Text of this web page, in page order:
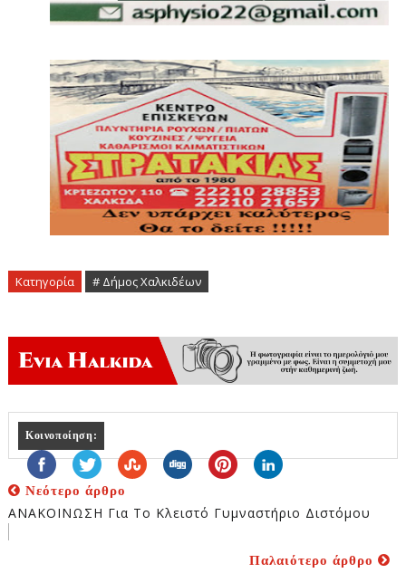
Κατηγορία # Δήμος Χαλκιδέων
Κοινοποίηση:
Νεότερο άρθρο
ΑΝΑΚΟΙΝΩΣΗ Για Το Κλειστό Γυμναστήριο Διστόμου
Παλαιότερο άρθρο